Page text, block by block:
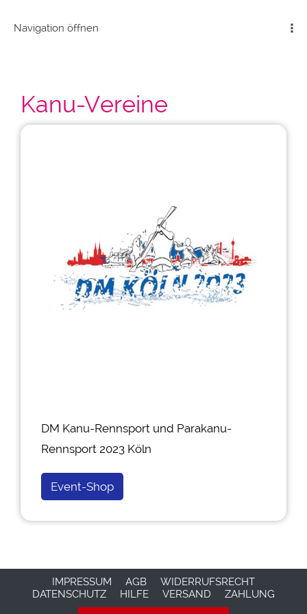
Navigation öffnen
Kanu-Vereine
DM Kanu-Rennsport und Parakanu-
Rennsport 2023 Köln
Event-Shop
IMPRESSUM AGB
WIDERRUFSRECHT
DATENSCHUTZ
HILFE VERSAND ZAHLUNG